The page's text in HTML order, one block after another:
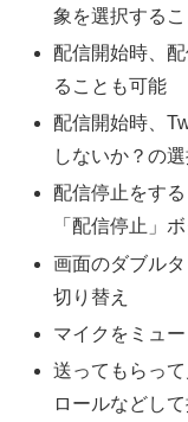
象を選択する
配信開始時、
ることも可能
配信開始時、
しないか？の
配信停止をす
「配信停止」
画面のダブル
切り替え
マイクをミュ
送ってもらっ
ロールなどし